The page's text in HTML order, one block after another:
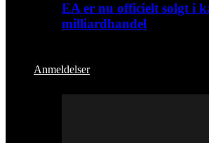
EA er nu officielt solgt i
milliardhandel
Anmeldelser